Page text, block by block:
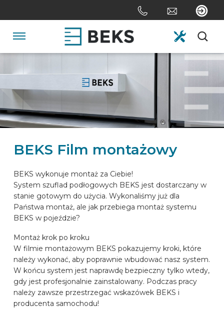
to
Jump
the
navigation
O NAS
NA ZAMÓWIENIE
SEKTORY
MARKI SAMOCHODÓW
KONTAKT
SKONFIGUROWAĆ ONLINE
BEKS Film montażowy
BEKS wykonuje montaż za Ciebie!
System szuflad podłogowych BEKS jest dostarczany w
stanie gotowym do użycia. Wykonaliśmy już dla
Państwa montaż, ale jak przebiega montaż systemu
BEKS w pojeździe?
Montaż krok po kroku
W filmie montażowym BEKS pokazujemy kroki, które
należy wykonać, aby poprawnie wbudować nasz system.
W końcu system jest naprawdę bezpieczny tylko wtedy,
gdy jest profesjonalnie zainstalowany. Podczas pracy
należy zawsze przestrzegać wskazówek BEKS i
producenta samochodu!